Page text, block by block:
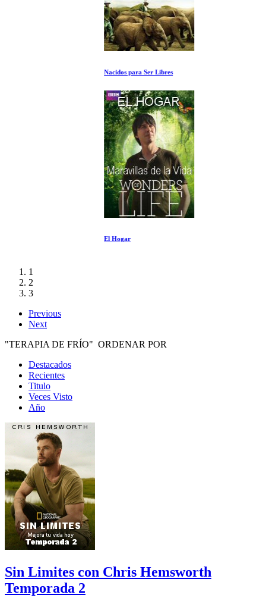
1
2
3
Previous
Next
"TERAPIA DE FRÍO" ORDENAR POR
Destacados
Recientes
Titulo
Veces Visto
Año
Sin Limites con Chris Hemsworth
Temporada 2